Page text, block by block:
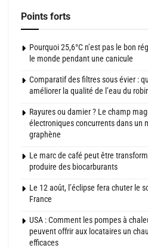
Points forts
Pourquoi 25,6°C n’est pas le bon
le monde pendant une canicule
Comparatif des filtres sous évier :
améliorer la qualité de l’eau du
Rayures ou damier ? Le champ
électroniques concurrents dans un
graphène
Le marc de café peut être
produire des biocarburants
Le 12 août, l’éclipse fera chuter le
France
USA : Comment les pompes à
peuvent offrir aux locataires un
efficaces